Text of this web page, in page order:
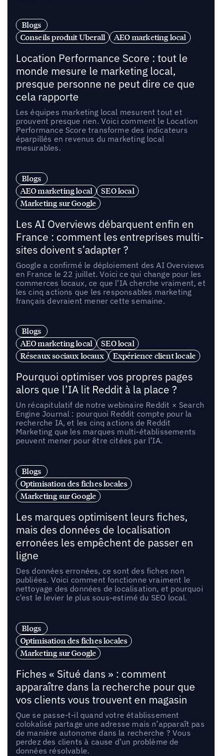
Blogs
Conseils produit Uberall
AEO marketing local
Location Performance Score : tout le
monde mesure le marketing local,
presque personne ne peut dire ce que
cela rapporte
Les équipes marketing local mesurent tout et
prouvent presque rien. Voici comment le Location
Performance Score transforme des indicateurs
éparpillés en revenus du marketing local
mesurables.
Blogs
AEO marketing local
SEO local
Marketing sur Google
Les AI Overviews débarquent enfin en
France : comment les entreprises multi-
sites doivent s’adapter ?
Google a confirmé le déploiement des AI Overviews
en France le 22 juillet. Voici ce qui change pour les
commerces locaux, ce que l’IA cherche vraiment, et
les cinq actions que les responsables marketing
français devraient mener cette semaine.
Blogs
AEO marketing local
SEO local
Réseaux sociaux locaux
Expérience client locale
Pourquoi optimiser vos propres pages
alors que l’IA lit Reddit à la place ?
Un récapitulatif de notre webinaire Reddit × Search
Engine Journal : pourquoi Reddit compte pour la
recherche IA, et les cinq actions de Reddit
Marketing que les marques multi-établissements
peuvent mener pour être citées par l’IA.
Blogs
Optimisation des fiches locales
Marketing sur Google
Les marques optimisent leurs fiches,
mais des données de localisation
erronées les empêchent de passer en
ligne
Des données erronées, ce sont des fiches non
publiées. Voici comment fonctionne vraiment le
nettoyage des données de localisation, et pourquoi
c’est le levier le plus sous-estimé du SEO local.
Blogs
Optimisation des fiches locales
Marketing sur Google
Fiches « Situé dans » : comment
apparaître dans la recherche pour que
vos clients vous trouvent en magasin
Que se passe-t-il quand votre établissement
colokalisé partage une adresse mais n’apparaît pas
de manière autonome dans la recherche ? Vous
perdez des clients à cause d’un problème de
données résolvable.